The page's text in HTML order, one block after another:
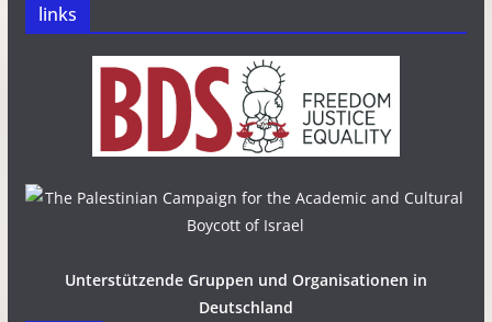
links
Unterstützende Gruppen und Organisationen in
Deutschland